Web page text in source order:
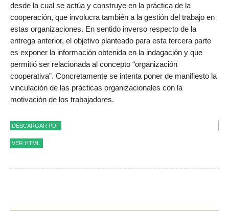
desde la cual se actúa y construye en la práctica de la
cooperación, que involucra también a la gestión del trabajo en
estas organizaciones. En sentido inverso respecto de la
entrega anterior, el objetivo planteado para esta tercera parte
es exponer la información obtenida en la indagación y que
permitió ser relacionada al concepto “organización
cooperativa”. Concretamente se intenta poner de manifiesto la
vinculación de las prácticas organizacionales con la
motivación de los trabajadores.
DESCARGAR PDF
VER HTML